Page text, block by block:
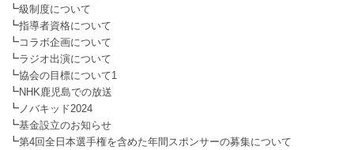
┗級制度について
┗指導者資格について
┗コラボ企画について
┗ラジオ出演について
┗協会の目標について1
┗NHK鹿児島での放送
┗ ノバキッド2024
┗基金設立のお知らせ
┗第4回全日本選手権を含めた年間スポンサーの募集について